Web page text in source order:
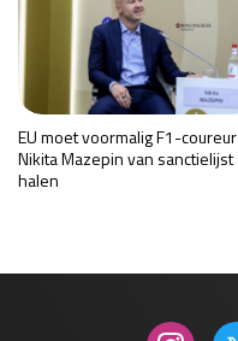
EU moet voormalig F1-coureur
Nikita Mazepin van sanctielijst
halen